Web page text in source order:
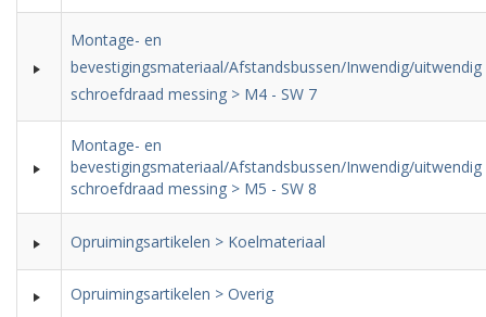
Montage- en
bevestigingsmateriaal/Afstandsbussen/Inwendig/uitwendig
schroefdraad messing > M4 - SW 7
Montage- en
bevestigingsmateriaal/Afstandsbussen/Inwendig/uitwendig
schroefdraad messing > M5 - SW 8
Opruimingsartikelen > Koelmateriaal
Opruimingsartikelen > Overig